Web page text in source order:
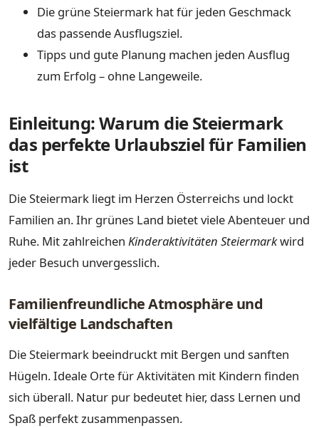
Die grüne Steiermark hat für jeden Geschmack
das passende Ausflugsziel.
Tipps und gute Planung machen jeden Ausflug
zum Erfolg – ohne Langeweile.
Einleitung: Warum die Steiermark
das perfekte Urlaubsziel für Familien
ist
Die Steiermark liegt im Herzen Österreichs und lockt
Familien an. Ihr grünes Land bietet viele Abenteuer und
Ruhe. Mit zahlreichen Kinderaktivitäten Steiermarkwird
jeder Besuch unvergesslich.
Familienfreundliche Atmosphäre und
vielfältige Landschaften
Die Steiermark beeindruckt mit Bergen und sanften
Hügeln. Ideale Orte für Aktivitäten mit Kindern finden
sich überall. Natur pur bedeutet hier, dass Lernen und
Spaß perfekt zusammenpassen.